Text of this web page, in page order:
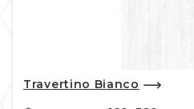
Travertino Bianco